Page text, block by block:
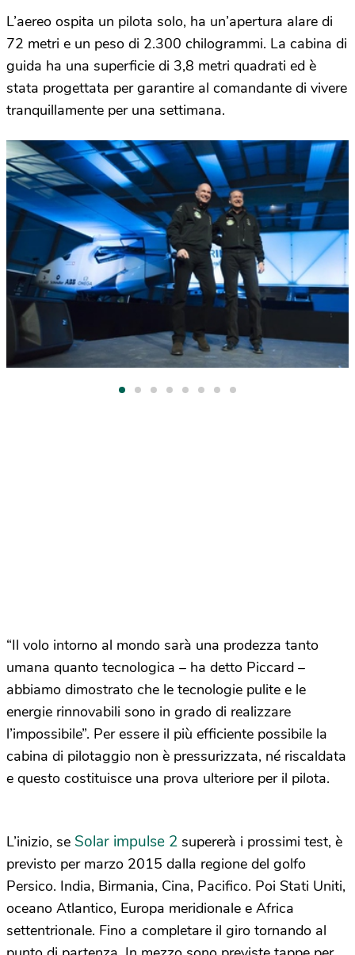
L’aereo ospita un pilota solo, ha un’apertura alare di
72 metri e un peso di 2.300 chilogrammi. La cabina di
guida ha una superficie di 3,8 metri quadrati ed è
stata progettata per garantire al comandante di vivere
tranquillamente per una settimana.
“Il volo intorno al mondo sarà una prodezza tanto
umana quanto tecnologica – ha detto Piccard –
abbiamo dimostrato che le tecnologie pulite e le
energie rinnovabili sono in grado di realizzare
l’impossibile”. Per essere il più efficiente possibile la
cabina di pilotaggio non è pressurizzata, né riscaldata
e questo costituisce una prova ulteriore per il pilota.
L’inizio, se Solar impulse 2 supererà i prossimi test, è
previsto per marzo 2015 dalla regione del golfo
Persico. India, Birmania, Cina, Pacifico. Poi Stati Uniti,
oceano Atlantico, Europa meridionale e Africa
settentrionale. Fino a completare il giro tornando al